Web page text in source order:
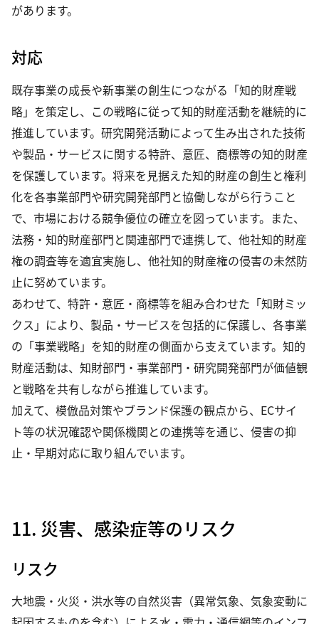
があります。
対応
既存事業の成長や新事業の創生につながる「知的財産戦
略」を策定し、この戦略に従って知的財産活動を継続的に
推進しています。研究開発活動によって生み出された技術
や製品・サービスに関する特許、意匠、商標等の知的財産
を保護しています。将来を見据えた知的財産の創生と権利
化を各事業部門や研究開発部門と協働しながら行うこと
で、市場における競争優位の確立を図っています。また、
法務・知的財産部門と関連部門で連携して、他社知的財産
権の調査等を適宜実施し、他社知的財産権の侵害の未然防
止に努めています。
あわせて、特許・意匠・商標等を組み合わせた「知財ミッ
クス」により、製品・サービスを包括的に保護し、各事業
の「事業戦略」を知的財産の側面から支えています。知的
財産活動は、知財部門・事業部門・研究開発部門が価値観
と戦略を共有しながら推進しています。
加えて、模倣品対策やブランド保護の観点から、ECサイ
ト等の状況確認や関係機関との連携等を通じ、侵害の抑
止・早期対応に取り組んでいます。
11. 災害、感染症等のリスク
リスク
大地震・火災・洪水等の自然災害（異常気象、気象変動に